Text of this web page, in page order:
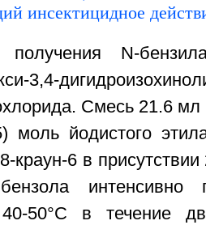
получения N-
3,4-
Смесь 21.6 мл
моль йодистого
краун-6 в
интенсивно
40-50°C в течение